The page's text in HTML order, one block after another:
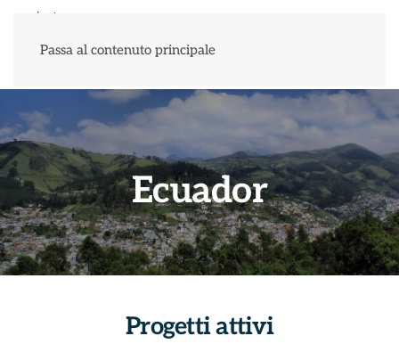
Passa al contenuto principale
Ecuador
Progetti attivi